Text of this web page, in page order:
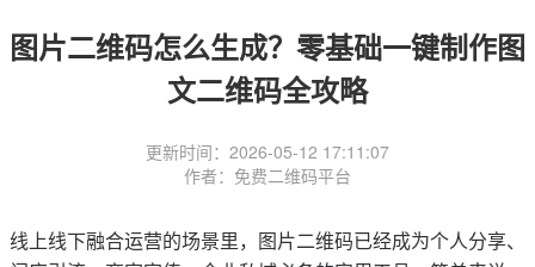
图片二维码怎么生成？零基础一键制作图
文二维码全攻略
更新时间：2026-05-12 17:11:07
作者：免费二维码平台
线上线下融合运营的场景里，图片二维码已经成为个人分享、